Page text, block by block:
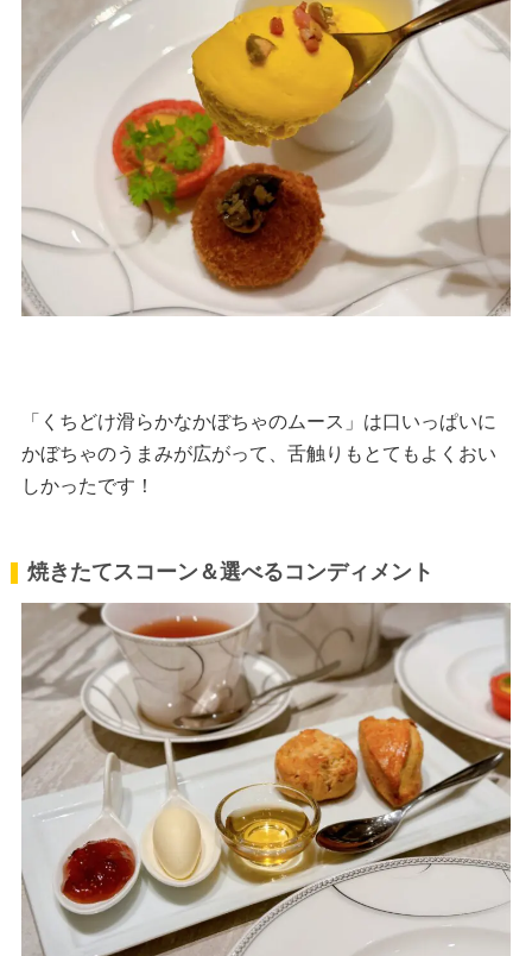
「くちどけ滑らかなかぼちゃのムース」は口いっぱいに
かぼちゃのうまみが広がって、舌触りもとてもよくおい
しかったです！
焼きたてスコーン＆選べるコンディメント